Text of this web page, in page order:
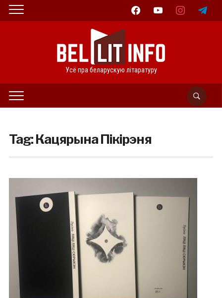
facebookyoutube instagramtelegram
Усё пра беларускую літаратуру
Tag:Кацярына Пікірэня